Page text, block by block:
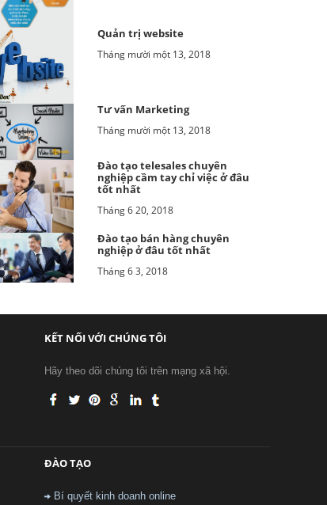
Quản trị website
Tháng mười một 13, 2018
Tư vấn Marketing
Tháng mười một 13, 2018
Đào tạo telesales chuyên
nghiệp cầm tay chỉ việc ở đâu
tốt nhất
Tháng 6 20, 2018
Đào tạo bán hàng chuyên
nghiệp ở đâu tốt nhất
Tháng 6 3, 2018
KẾT NỐI VỚI CHÚNG TÔI
Hãy theo dõi chúng tôi trên mạng xã hội.
ĐÀO TẠO
Bí quyết kinh doanh online